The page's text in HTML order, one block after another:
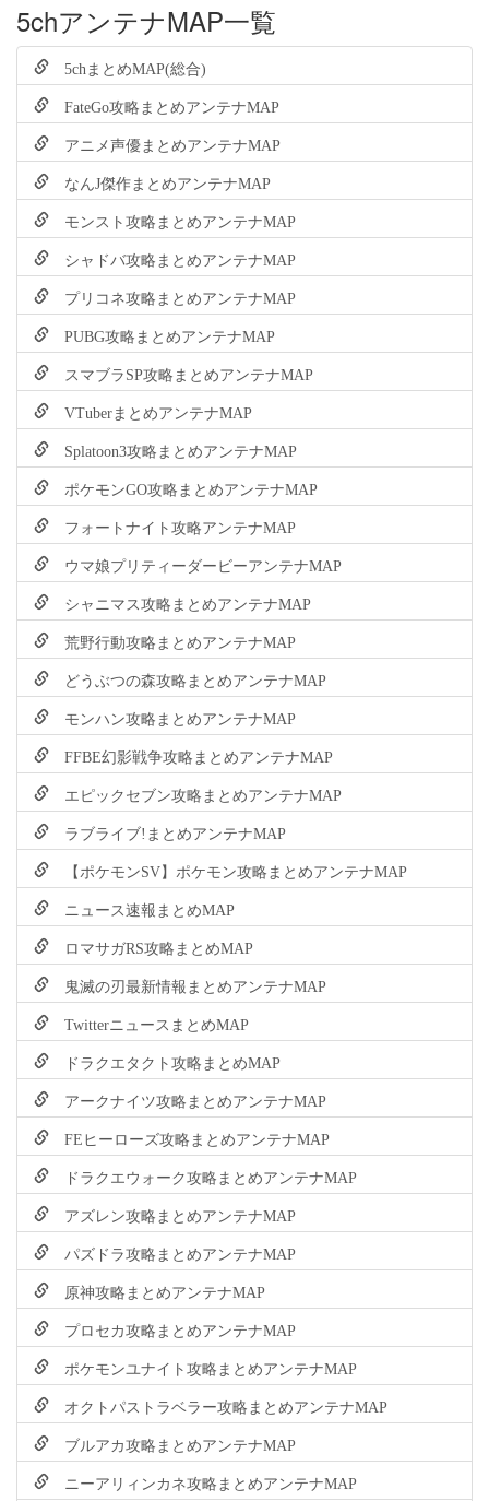
5chアンテナMAP一覧
5chまとめMAP(総合)
FateGo攻略まとめアンテナMAP
アニメ声優まとめアンテナMAP
なんJ傑作まとめアンテナMAP
モンスト攻略まとめアンテナMAP
シャドバ攻略まとめアンテナMAP
プリコネ攻略まとめアンテナMAP
PUBG攻略まとめアンテナMAP
スマブラSP攻略まとめアンテナMAP
VTuberまとめアンテナMAP
Splatoon3攻略まとめアンテナMAP
ポケモンGO攻略まとめアンテナMAP
フォートナイト攻略アンテナMAP
ウマ娘プリティーダービーアンテナMAP
シャニマス攻略まとめアンテナMAP
荒野行動攻略まとめアンテナMAP
どうぶつの森攻略まとめアンテナMAP
モンハン攻略まとめアンテナMAP
FFBE幻影戦争攻略まとめアンテナMAP
エピックセブン攻略まとめアンテナMAP
ラブライブ!まとめアンテナMAP
【ポケモンSV】ポケモン攻略まとめアンテナMAP
ニュース速報まとめMAP
ロマサガRS攻略まとめMAP
鬼滅の刃最新情報まとめアンテナMAP
TwitterニュースまとめMAP
ドラクエタクト攻略まとめMAP
アークナイツ攻略まとめアンテナMAP
FEヒーローズ攻略まとめアンテナMAP
ドラクエウォーク攻略まとめアンテナMAP
アズレン攻略まとめアンテナMAP
パズドラ攻略まとめアンテナMAP
原神攻略まとめアンテナMAP
プロセカ攻略まとめアンテナMAP
ポケモンユナイト攻略まとめアンテナMAP
オクトパストラベラー攻略まとめアンテナMAP
ブルアカ攻略まとめアンテナMAP
ニーアリィンカネ攻略まとめアンテナMAP